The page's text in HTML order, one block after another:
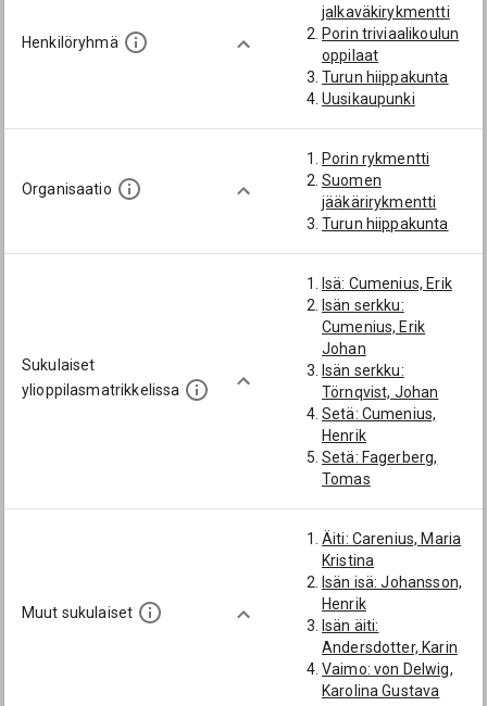
Henkilöryhmä
jalkaväkirykmentti
Porin triviaalikoulun
oppilaat
Turun hiippakunta
Uusikaupunki
Organisaatio
Porin rykmentti
Suomen
jääkärirykmentti
Turun hiippakunta
Sukulaiset
ylioppilasmatrikkelissa
Isä: Cumenius, Erik
Isän serkku:
Cumenius, Erik
Johan
Isän serkku:
Törnqvist, Johan
Setä: Cumenius,
Henrik
Setä: Fagerberg,
Tomas
Veli: Cumenius,
Jakob Niklas
Vävy: Ramberg, Karl
Fredrik
Vävy: Randelin, Pehr
Gustaf
Vävy: von Torcken,
Berndt Mauritz
Muut sukulaiset
Äiti: Carenius, Maria
Kristina
Isän isä: Johansson,
Henrik
Isän äiti:
Andersdotter, Karin
Vaimo: von Delwig,
Karolina Gustava